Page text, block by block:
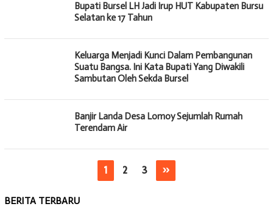
Bupati Bursel LH Jadi Irup HUT Kabupaten Bursu
Selatan ke 17 Tahun
Keluarga Menjadi Kunci Dalam Pembangunan
Suatu Bangsa. Ini Kata Bupati Yang Diwakili
Sambutan Oleh Sekda Bursel
Banjir Landa Desa Lomoy Sejumlah Rumah
Terendam Air
1 2 3 »
BERITA TERBARU